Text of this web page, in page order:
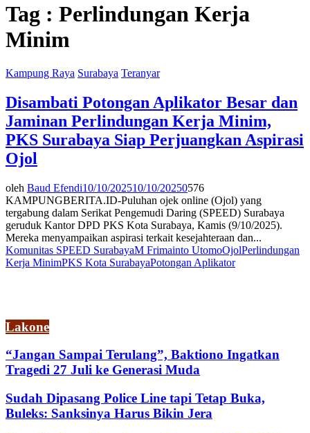
Tag : Perlindungan Kerja
Minim
Kampung Raya Surabaya Teranyar
Disambati Potongan Aplikator Besar dan
Jaminan Perlindungan Kerja Minim,
PKS Surabaya Siap Perjuangkan Aspirasi
Ojol
oleh Baud Efendi10/10/202510/10/20250576
KAMPUNGBERITA.ID-Puluhan ojek online (Ojol) yang
tergabung dalam Serikat Pengemudi Daring (SPEED) Surabaya
geruduk Kantor DPD PKS Kota Surabaya, Kamis (9/10/2025).
Mereka menyampaikan aspirasi terkait kesejahteraan dan...
Komunitas SPEED SurabayaM Frimainto UtomoOjolPerlindungan
Kerja MinimPKS Kota SurabayaPotongan Aplikator
Lakone
“Jangan Sampai Terulang”, Baktiono Ingatkan
Tragedi 27 Juli ke Generasi Muda
Sudah Dipasang Police Line tapi Tetap Buka,
Buleks: Sanksinya Harus Bikin Jera